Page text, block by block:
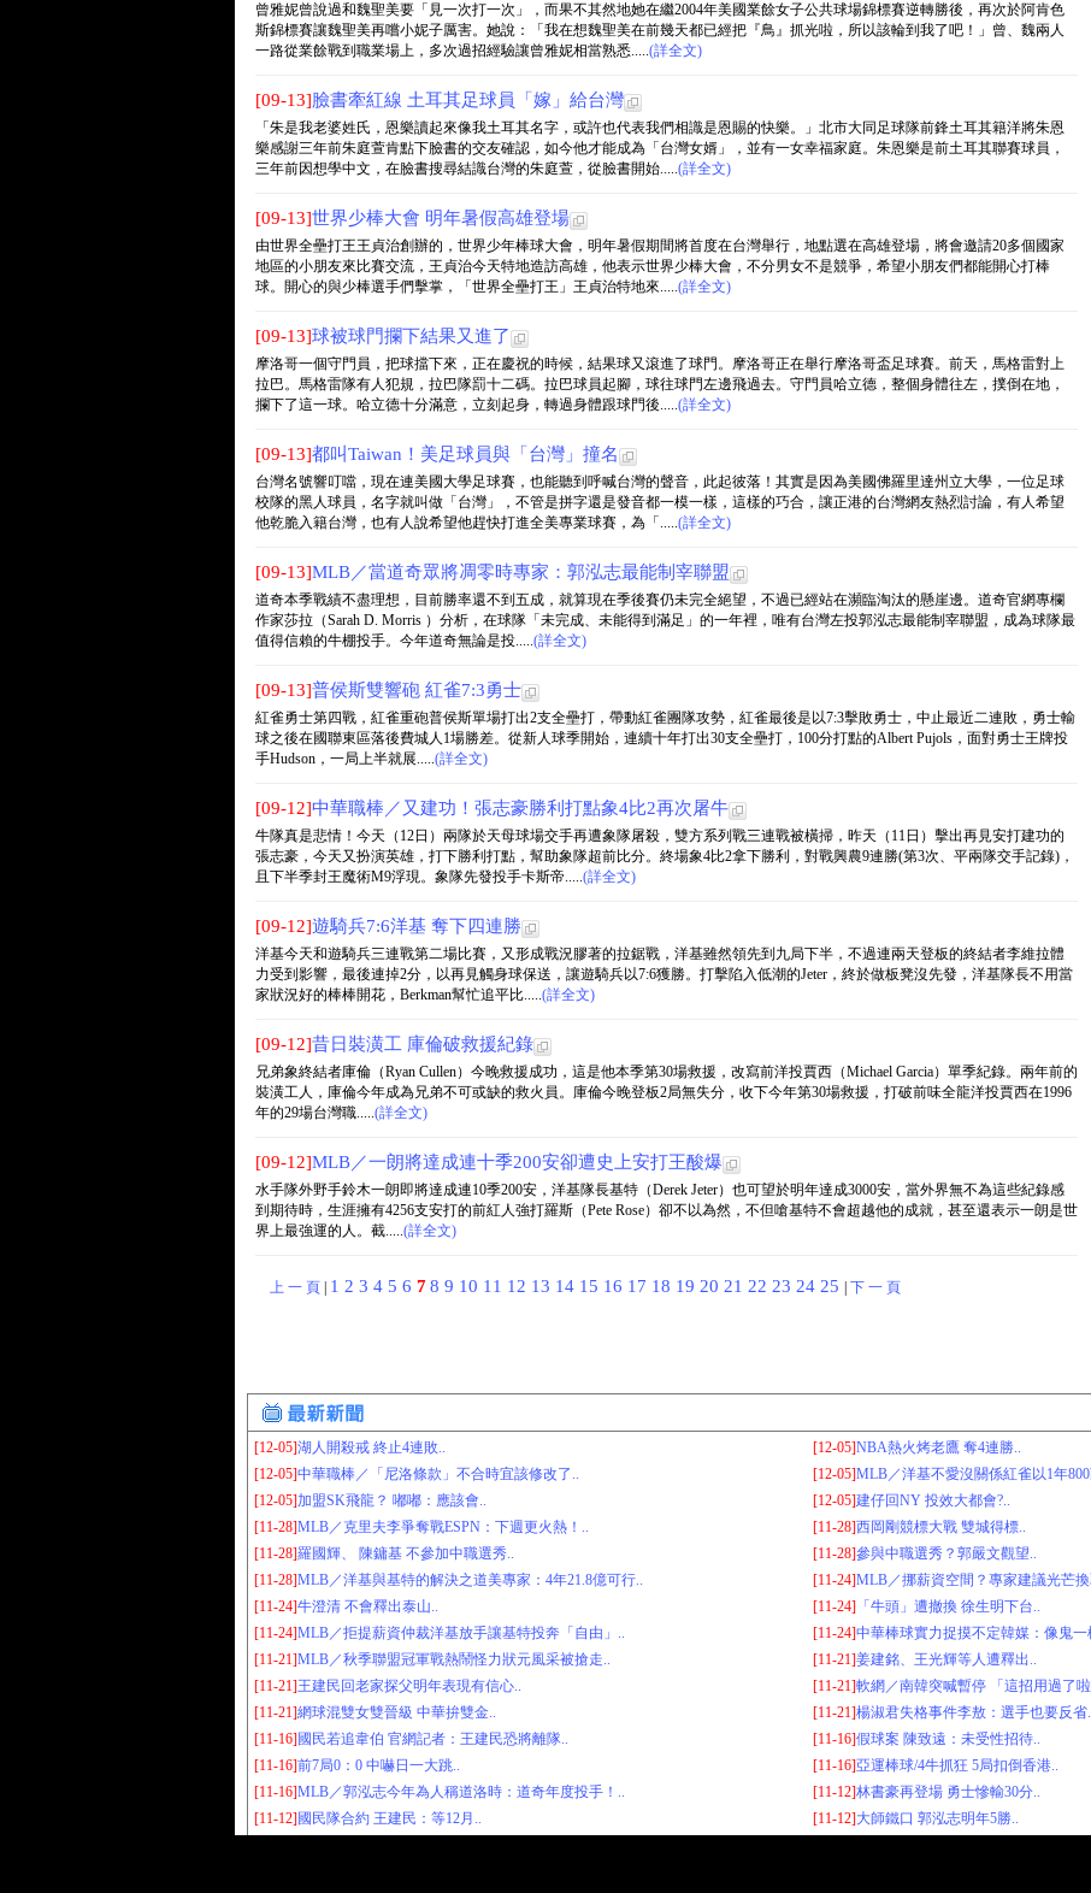
曾雅妮曾說過和魏聖美要「見一次打一次」，而果不其然地她在繼2004年美國業餘女子公共球場錦標賽逆轉勝後，再次於阿肯色
斯錦標賽讓魏聖美再嚐小妮子厲害。她說：「我在想魏聖美在前幾天都已經把『鳥』抓光啦，所以該輪到我了吧！」曾、魏兩人
一路從業餘戰到職業場上，多次過招經驗讓曾雅妮相當熟悉.....(詳全文)
[09-13]臉書牽紅線 土耳其足球員「嫁」給台灣
「朱是我老婆姓氏，恩樂讀起來像我土耳其名字，或許也代表我們相識是恩賜的快樂。」北市大同足球隊前鋒土耳其籍洋將朱恩
樂感謝三年前朱庭萱肯點下臉書的交友確認，如今他才能成為「台灣女婿」，並有一女幸福家庭。朱恩樂是前土耳其聯賽球員，
三年前因想學中文，在臉書搜尋結識台灣的朱庭萱，從臉書開始.....(詳全文)
[09-13]世界少棒大會 明年暑假高雄登場
由世界全壘打王王貞治創辦的，世界少年棒球大會，明年暑假期間將首度在台灣舉行，地點選在高雄登場，將會邀請20多個國家
地區的小朋友來比賽交流，王貞治今天特地造訪高雄，他表示世界少棒大會，不分男女不是競爭，希望小朋友們都能開心打棒
球。開心的與少棒選手們擊掌，「世界全壘打王」王貞治特地來.....(詳全文)
[09-13]球被球門攔下結果又進了
摩洛哥一個守門員，把球擋下來，正在慶祝的時候，結果球又滾進了球門。摩洛哥正在舉行摩洛哥盃足球賽。前天，馬格雷對上
拉巴。馬格雷隊有人犯規，拉巴隊罰十二碼。拉巴球員起腳，球往球門左邊飛過去。守門員哈立德，整個身體往左，撲倒在地，
攔下了這一球。哈立德十分滿意，立刻起身，轉過身體跟球門後.....(詳全文)
[09-13]都叫Taiwan！美足球員與「台灣」撞名
台灣名號響叮噹，現在連美國大學足球賽，也能聽到呼喊台灣的聲音，此起彼落！其實是因為美國佛羅里達州立大學，一位足球
校隊的黑人球員，名字就叫做「台灣」，不管是拼字還是發音都一模一樣，這樣的巧合，讓正港的台灣網友熱烈討論，有人希望
他乾脆入籍台灣，也有人說希望他趕快打進全美專業球賽，為「.....(詳全文)
[09-13]MLB／當道奇眾將凋零時專家：郭泓志最能制宰聯盟
道奇本季戰績不盡理想，目前勝率還不到五成，就算現在季後賽仍未完全絕望，不過已經站在瀕臨淘汰的懸崖邊。道奇官網專欄
作家莎拉（Sarah D. Morris ）分析，在球隊「未完成、未能得到滿足」的一年裡，唯有台灣左投郭泓志最能制宰聯盟，成為球隊最
值得信賴的牛棚投手。今年道奇無論是投.....(詳全文)
[09-13]普侯斯雙響砲 紅雀7:3勇士
紅雀勇士第四戰，紅雀重砲普侯斯單場打出2支全壘打，帶動紅雀團隊攻勢，紅雀最後是以7:3擊敗勇士，中止最近二連敗，勇士輸
球之後在國聯東區落後費城人1場勝差。從新人球季開始，連續十年打出30支全壘打，100分打點的Albert Pujols，面對勇士王牌投
手Hudson，一局上半就展.....(詳全文)
[09-12]中華職棒／又建功！張志豪勝利打點象4比2再次屠牛
牛隊真是悲情！今天（12日）兩隊於天母球場交手再遭象隊屠殺，雙方系列戰三連戰被橫掃，昨天（11日）擊出再見安打建功的
張志豪，今天又扮演英雄，打下勝利打點，幫助象隊超前比分。終場象4比2拿下勝利，對戰興農9連勝(第3次、平兩隊交手記錄)，
且下半季封王魔術M9浮現。象隊先發投手卡斯帝.....(詳全文)
[09-12]遊騎兵7:6洋基 奪下四連勝
洋基今天和遊騎兵三連戰第二場比賽，又形成戰況膠著的拉鋸戰，洋基雖然領先到九局下半，不過連兩天登板的終結者李維拉體
力受到影響，最後連掉2分，以再見觸身球保送，讓遊騎兵以7:6獲勝。打擊陷入低潮的Jeter，終於做板凳沒先發，洋基隊長不用當
家狀況好的棒棒開花，Berkman幫忙追平比.....(詳全文)
[09-12]昔日裝潢工 庫倫破救援紀錄
兄弟象終結者庫倫（Ryan Cullen）今晚救援成功，這是他本季第30場救援，改寫前洋投賈西（Michael Garcia）單季紀錄。兩年前的
裝潢工人，庫倫今年成為兄弟不可或缺的救火員。庫倫今晚登板2局無失分，收下今年第30場救援，打破前味全龍洋投賈西在1996
年的29場台灣職.....(詳全文)
[09-12]MLB／一朗將達成連十季200安卻遭史上安打王酸爆
水手隊外野手鈴木一朗即將達成連10季200安，洋基隊長基特（Derek Jeter）也可望於明年達成3000安，當外界無不為這些紀錄感
到期待時，生涯擁有4256支安打的前紅人強打羅斯（Pete Rose）卻不以為然，不但嗆基特不會超越他的成就，甚至還表示一朗是世
界上最強運的人。截.....(詳全文)
上 一 頁| 1 2 3 4 5 6 7 8 9 10 11 12 13 14 15 16 17 18 19 20 21 22 23 24 25 下 一 頁
[12-05]湖人開殺戒 終止4連敗.. [12-05]NBA熱火烤老鷹 奪4連勝..
[12-05]中華職棒／「尼洛條款」不合時宜該修改了.. [12-05]MLB／洋基不愛沒關係紅雀以1年
[12-05]加盟SK飛龍？ 嘟嘟：應該會.. [12-05]建仔回NY 投效大都會?..
[11-28]MLB／克里夫李爭奪戰ESPN：下週更火熱！.. [11-28]西岡剛競標大戰 雙城得標..
[11-28]羅國輝、 陳鏞基 不參加中職選秀.. [11-28]參與中職選秀？郭嚴文觀望..
[11-28]MLB／洋基與基特的解決之道美專家：4年21.8億可行.. [11-24]MLB／挪薪資空間？專家建議光芒
[11-24]牛澄清 不會釋出泰山.. [11-24] 「牛頭」遭撤換 徐生明下台..
[11-24]MLB／拒提薪資仲裁洋基放手讓基特投奔「自由」.. [11-24]中華棒球實力捉摸不定韓媒：像鬼一
[11-21]MLB／秋季聯盟冠軍戰熱鬧怪力狀元風采被搶走.. [11-21]姜建銘、王光輝等人遭釋出..
[11-21]王建民回老家探父明年表現有信心.. [11-21]軟網／南韓突喊暫停 「這招用過了
[11-21]網球混雙女雙晉級 中華拚雙金.. [11-21]楊淑君失格事件李敖：選手也要反省
[11-16] 國民若追韋伯 官網記者：王建民恐將離隊.. [11-16]假球案 陳致遠：未受性招待..
[11-16]前7局0：0 中嚇日一大跳.. [11-16]亞運棒球/4牛抓狂 5局扣倒香港..
[11-16]MLB／郭泓志今年為人稱道洛時：道奇年度投手！.. [11-12]林書豪再登場 勇士慘輸30分..
[11-12] 國民隊合約 王建民：等12月.. [11-12]大師鐵口 郭泓志明年5勝..